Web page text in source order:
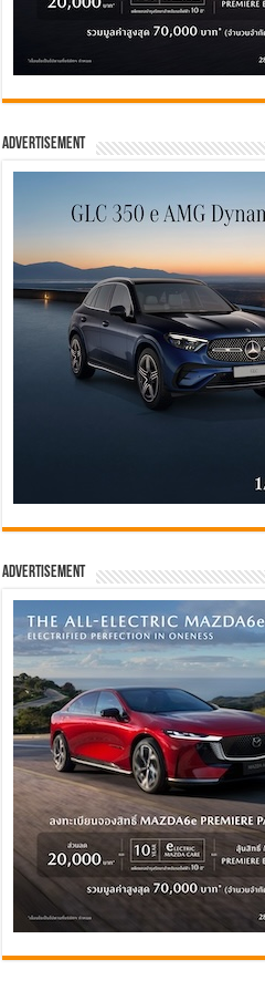
Advertisement
Advertisement